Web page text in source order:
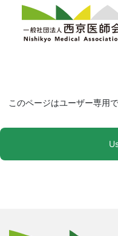
content
このページはユーザー専用